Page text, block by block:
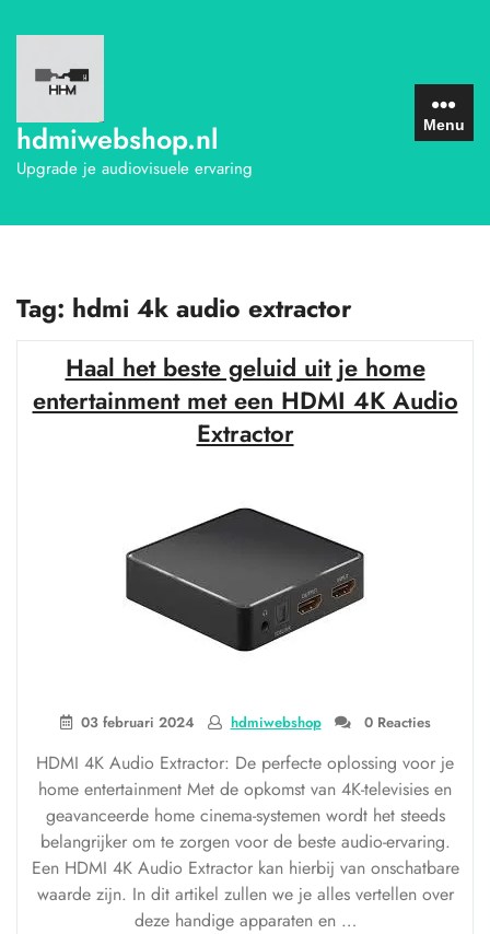
naar
inhoud
hdmiwebshop.nl
Upgrade je audiovisuele ervaring
Menu
Tag: hdmi 4k audio extractor
Haal het beste geluid uit je home
entertainment met een HDMI 4K Audio
Extractor
03 februari 2024 hdmiwebshop 0 Reacties
HDMI 4K Audio Extractor: De perfecte oplossing voor je
home entertainment Met de opkomst van 4K-televisies en
geavanceerde home cinema-systemen wordt het steeds
belangrijker om te zorgen voor de beste audio-ervaring.
Een HDMI 4K Audio Extractor kan hierbij van onschatbare
waarde zijn. In dit artikel zullen we je alles vertellen over
deze handige apparaten en …